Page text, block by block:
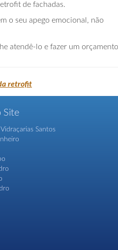
de fachadas.
o seu apego emocional, não
atendê-lo e fazer um
retrofit
Site
Santos